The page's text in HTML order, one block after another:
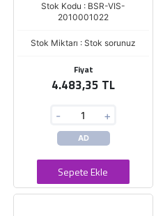
Stok Kodu : BSR-VIS-
2010001022
Stok Miktarı : Stok sorunuz
Fiyat
4.483,35 TL
- +
AD
Sepete Ekle